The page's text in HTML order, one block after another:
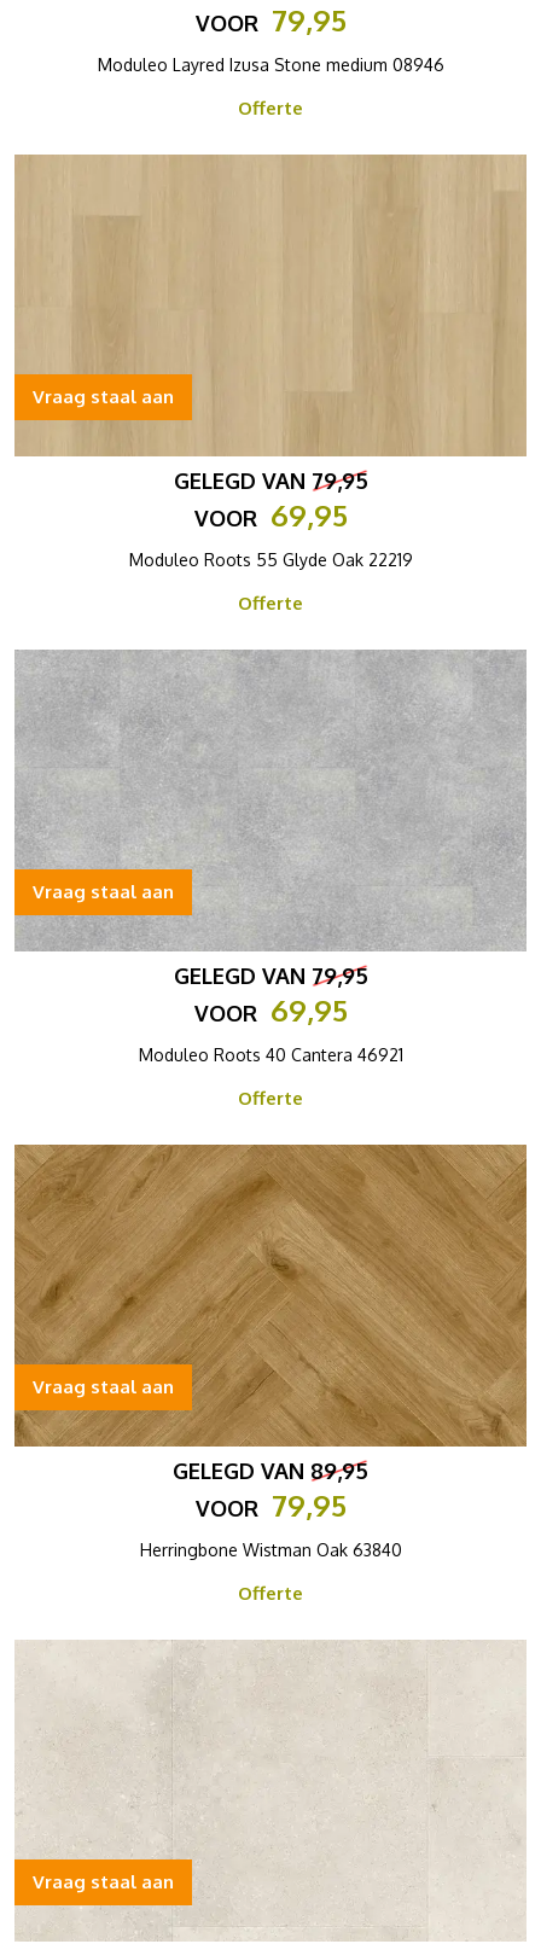
VOOR 79,95
Moduleo Layred Izusa Stone medium 08946
Offerte
GELEGD VAN 79,95
VOOR 69,95
Moduleo Roots 55 Glyde Oak 22219
Offerte
Vraag staal aan
GELEGD VAN 79,95
VOOR 69,95
Moduleo Roots 40 Cantera 46921
Offerte
Vraag staal aan
GELEGD VAN 89,95
VOOR 79,95
Herringbone Wistman Oak 63840
Offerte
Vraag staal aan
Vraag staal aan